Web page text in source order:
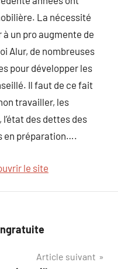
La nécessité
à un pro augmente de
Alur, de nombreuses
pour développer les
Il faut de ce fait
travailler, les
des dettes des
en préparation….
le site
Article suivant